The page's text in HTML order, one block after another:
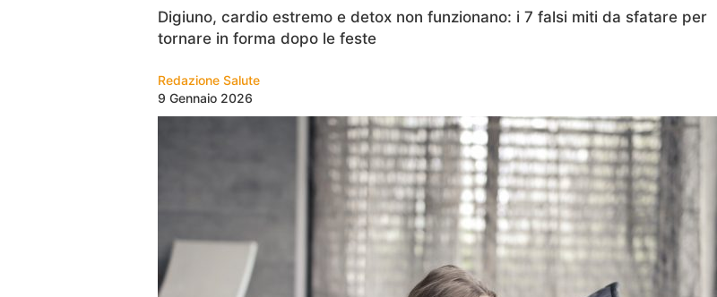
Digiuno, cardio estremo e detox non funzionano: i 7 falsi miti da sfatare per
tornare in forma dopo le feste
Redazione Salute
9 Gennaio 2026